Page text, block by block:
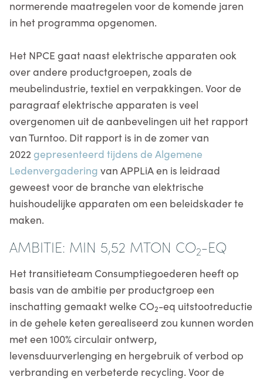
normerende maatregelen voor de komende jaren
in het programma opgenomen.
Het NPCE gaat naast elektrische apparaten ook
over andere productgroepen, zoals de
meubelindustrie, textiel en verpakkingen. Voor de
paragraaf elektrische apparaten is veel
overgenomen uit de aanbevelingen uit het rapport
van Turntoo. Dit rapport is in de zomer van
2022 gepresenteerd tijdens de Algemene
Ledenvergadering van APPLiA en is leidraad
geweest voor de branche van elektrische
huishoudelijke apparaten om een beleidskader te
maken.
AMBITIE: MIN 5,52 MTON CO2-EQ
Het transitieteam Consumptiegoederen heeft op
basis van de ambitie per productgroep een
inschatting gemaakt welke CO2-eq uitstootreductie
in de gehele keten gerealiseerd zou kunnen worden
met een 100% circulair ontwerp,
levensduurverlenging en hergebruik of verbod op
verbranding en verbeterde recycling. Voor de